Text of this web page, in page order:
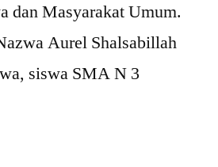
dan Masyarakat Umum.
Aurel Shalsabillah
siswa SMA N 3